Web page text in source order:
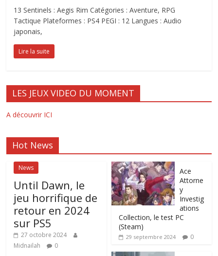
13 Sentinels : Aegis Rim Catégories : Aventure, RPG
Tactique Plateformes : PS4 PEGI : 12 Langues : Audio
japonais,
Lire la suite
LES JEUX VIDEO DU MOMENT
A découvrir ICI
Hot News
News
Until Dawn, le
jeu horrifique de
retour en 2024
sur PS5
27 octobre 2024
Midnailah
0
Ace
Attorne
y
Investig
ations
Collection, le test PC
(Steam)
29 septembre 2024 0